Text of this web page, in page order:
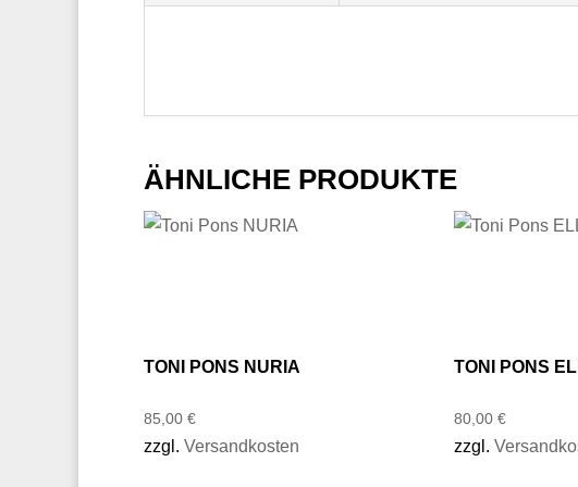
ÄHNLICHE PRODUKTE
TONI PONS NURIA
85,00 €
zzgl. Versandkosten
TONI PONS
80,00 €
zzgl.